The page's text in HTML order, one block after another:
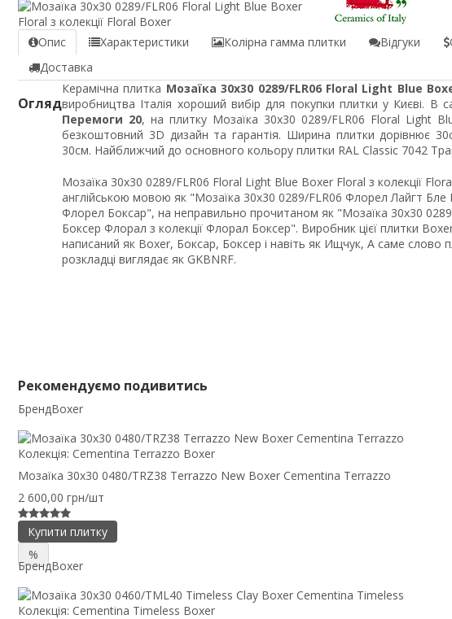
Опис Характеристики Колірна гамма плитки Відгуки
Доставка
Огляд
Керамічна плитка Мозаїка 30x30 0289/FLR06 Floral Light Blue
виробництва Італія хороший вибір для покупки плитки у Києві. В
Перемоги 20, на плитку Мозаїка 30x30 0289/FLR06 Floral Light
безкоштовний 3D дизайн та гарантія. Ширина плитки дорівнює
30см. Найближчий до основного кольору плитки RAL Classic 7042
Мозаїка 30x30 0289/FLR06 Floral Light Blue Boxer Floral з колекції
англійською мовою як "Мозаїка 30x30 0289/FLR06 Флорел Лайгт Бле
Флорел Боксар", на неправильно прочитаном як "Мозаїка 30x30
Боксер Флорал з колекції Флорал Боксер". Виробник цієї плитки
написаний як Boxer, Боксар, Боксер і навіть як Ищчук, А саме слово
розкладці виглядає як GKBNRF.
Рекомендуємо подивитись
БрендBoxer
Колекція: Cementina Terrazzo Boxer
Мозаїка 30x30 0480/TRZ38 Terrazzo New Boxer Cementina Terrazzo
2 600,00 грн/шт
Купити плитку
%
БрендBoxer
Колекція: Cementina Timeless Boxer